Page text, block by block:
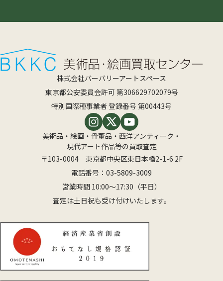
株式会社バーバリーアートスペース
東京都公安委員会許可 第306629702079号
特別国際種事業者 登録番号 第00443号
美術品・絵画・骨董品・西洋アンティーク・
現代アート作品等の買取査定
〒103-0004 東京都中央区東日本橋2-1-6 2F
電話番号： 03-5809-3009
営業時間 10:00〜17:30（平日）
査定は土日祝も受け付けいたします。